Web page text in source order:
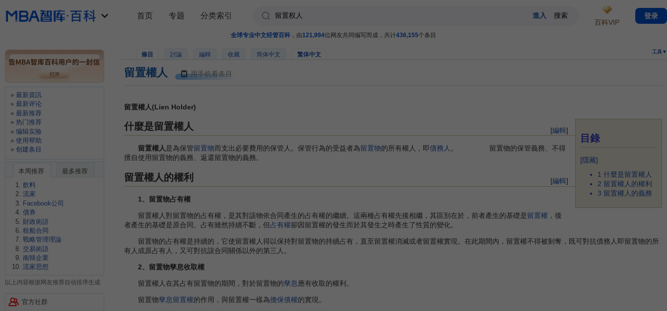
全球专业中文经管百科 ，由121,994位网友共同编写而成，共计436,155个条目
條目 討論 編輯 收藏 简体中文 繁体中文 工具▼
留置權人 用手机看条目
留置權人(Lien Holder)
目錄
[隱藏]
1 什麼是留置權人
2 留置權人的權利
3 留置權人的義務
[編輯]
什麼是留置權人
留置權人是為保管留置物而支出必要費用的保管人。保管行為的受益者為留置物的所有權人，即債務人。 留置物的保管義務、不得
擅自使用留置物的義務、返還留置物的義務。
[編輯]
留置權人的權利
1、留置物占有權
留置權人對留置物的占有權，是其對該物依合同產生的占有權的繼續。這兩種占有權先後相繼，其區別在於，前者產生的基礎是留置權 ，後
者產生的基礎是原合同。占有雖然持續不斷，但占有權卻因留置權的發生而於其發生之時產生了性質的變化。
留置物的占有權是持續的，它使留置權人得以保持對留置物的持續占有，直至留置權消滅或者留置權實現。在此期間內，留置權不得被剝奪，既可對抗債務人即留置物的所
有人或原占有人，又可對抗該合同關係以外的第三人。
2、留置物孳息收取權
留置權人在其占有留置物的期間，對於留置物的孳息 應有收取的權利。
留置物孳息留置權的作用，與留置權一樣為擔保債權的實現。
首页 专题 分类索引
百科VIP
登录
最新資訊
最新评论
最新推荐
热门推荐
编辑实验
使用帮助
创建条目
本周推荐
最多推荐
飲料
流家
Facebook公司
債券
財政術語
租船合同
戰略管理理論
交易術語
南韓企業
流家思想
以上内容根据网友推荐自动排序生成
官方社群